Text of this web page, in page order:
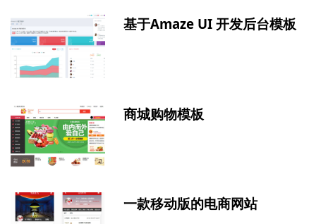
基于Amaze UI 开发后台模板
商城购物模板
一款移动版的电商网站